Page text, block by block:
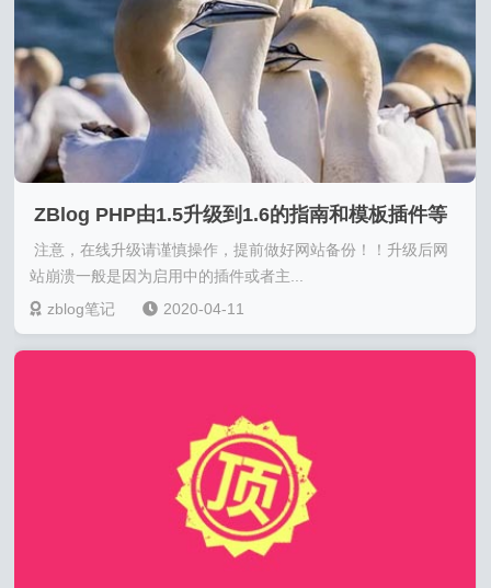
ZBlog PHP由1.5升级到1.6的指南和模板插件等
开发代码的变化
注意，在线升级请谨慎操作，提前做好网站备份！！升级后网
站崩溃一般是因为启用中的插件或者主...
zblog笔记
2020-04-11